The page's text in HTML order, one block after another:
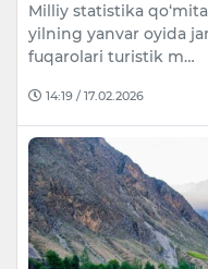
Milliy statistika
yilning yanvar oyida
fuqarolari turistik m…
14:19 / 17.02.2026